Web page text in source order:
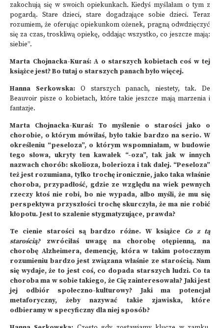
zakochują się w swoich opiekunkach. Kiedyś myślałam o tym z
pogardą. Stare dzieci, stare dogadzające sobie dzieci. Teraz
rozumiem, że oferując opiekunkom ożenek, pragną odwdzięczyć
się za czas, troskliwą opiekę, oddając wszystko, co jeszcze mają:
siebie”.
Marta Chojnacka-Kuraś: A o starszych kobietach coś w tej
książce jest? Bo tutaj o starszych panach było więcej.
Hanna Serkowska: O starszych panach, niestety, tak. De
Beauvoir pisze o kobietach, które takie jeszcze mają marzenia i
fantazje.
Marta Chojnacka-Kuraś: To myślenie o starości jako o
chorobie, o którym mówiłaś, było takie bardzo na serio. W
określeniu “peseloza”, o którym wspomniałam, w budowie
tego słowa, ukryty ten kawałek “-oza”, tak jak w innych
nazwach chorób: skolioza, bolerioza i tak dalej. “Peseloza”
też jest rozumiana, tylko trochę ironicznie, jako taka właśnie
choroba, przypadłość, gdzie ze względu na wiek pewnych
rzeczy ktoś nie robi, bo nie wypada, albo myśli, że mu się
perspektywa przyszłości trochę skurczyła, że ma nie robić
kłopotu. Jest to szalenie stygmatyzujące, prawda?
Te cienie starości są bardzo różne. W książce Co z tą
starością? zwróciłaś uwagę na chorobę otępienną, na
chorobę Alzheimera, demencję, która w takim potocznym
rozumieniu bardzo jest związana właśnie ze starością. Nam
się wydaje, że to jest coś, co dopada starszych ludzi. Co ta
choroba ma w sobie takiego, że Cię zainteresowała? Jaki jest
jej odbiór społeczno-kulturowy? Jaki ma potencjał
metaforyczny, żeby nazywać takie zjawiska, które
odbieramy w specyficzny dla niej sposób?